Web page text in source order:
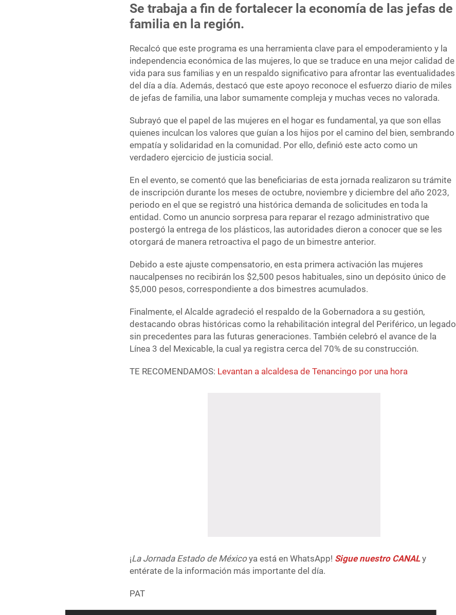
Se trabaja a fin de fortalecer la economía de las jefas de
familia en la región.
Recalcó que este programa es una herramienta clave para el empoderamiento y la
independencia económica de las mujeres, lo que se traduce en una mejor calidad de
vida para sus familias y en un respaldo significativo para afrontar las eventualidades
del día a día. Además, destacó que este apoyo reconoce el esfuerzo diario de miles
de jefas de familia, una labor sumamente compleja y muchas veces no valorada.
Subrayó que el papel de las mujeres en el hogar es fundamental, ya que son ellas
quienes inculcan los valores que guían a los hijos por el camino del bien, sembrando
empatía y solidaridad en la comunidad. Por ello, definió este acto como un
verdadero ejercicio de justicia social.
En el evento, se comentó que las beneficiarias de esta jornada realizaron su trámite
de inscripción durante los meses de octubre, noviembre y diciembre del año 2023,
periodo en el que se registró una histórica demanda de solicitudes en toda la
entidad. Como un anuncio sorpresa para reparar el rezago administrativo que
postergó la entrega de los plásticos, las autoridades dieron a conocer que se les
otorgará de manera retroactiva el pago de un bimestre anterior.
Debido a este ajuste compensatorio, en esta primera activación las mujeres
naucalpenses no recibirán los $2,500 pesos habituales, sino un depósito único de
$5,000 pesos, correspondiente a dos bimestres acumulados.
Finalmente, el Alcalde agradeció el respaldo de la Gobernadora a su gestión,
destacando obras históricas como la rehabilitación integral del Periférico, un legado
sin precedentes para las futuras generaciones. También celebró el avance de la
Línea 3 del Mexicable, la cual ya registra cerca del 70% de su construcción.
TE RECOMENDAMOS: Levantan a alcaldesa de Tenancingo por una hora
¡La Jornada Estado de Méxicoya está en WhatsApp! Sigue nuestro CANALy
entérate de la información más importante del día.
PAT